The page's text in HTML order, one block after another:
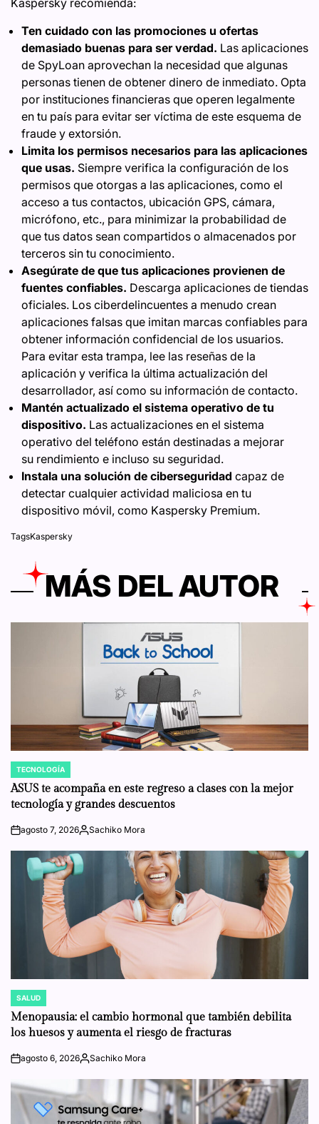
Kaspersky recomienda:
Ten cuidado con las promociones u ofertas
demasiado buenas para ser verdad. Las aplicaciones
de SpyLoan aprovechan la necesidad que algunas
personas tienen de obtener dinero de inmediato. Opta
por instituciones financieras que operen legalmente
en tu país para evitar ser víctima de este esquema de
fraude y extorsión.
Limita los permisos necesarios para las aplicaciones
que usas. Siempre verifica la configuración de los
permisos que otorgas a las aplicaciones, como el
acceso a tus contactos, ubicación GPS, cámara,
micrófono, etc., para minimizar la probabilidad de
que tus datos sean compartidos o almacenados por
terceros sin tu conocimiento.
Asegúrate de que tus aplicaciones provienen de
fuentes confiables. Descarga aplicaciones de tiendas
oficiales. Los ciberdelincuentes a menudo crean
aplicaciones falsas que imitan marcas confiables para
obtener información confidencial de los usuarios.
Para evitar esta trampa, lee las reseñas de la
aplicación y verifica la última actualización del
desarrollador, así como su información de contacto.
Mantén actualizado el sistema operativo de tu
dispositivo. Las actualizaciones en el sistema
operativo del teléfono están destinadas a mejorar
su rendimiento e incluso su seguridad.
Instala una solución de ciberseguridad capaz de
detectar cualquier actividad maliciosa en tu
dispositivo móvil, como Kaspersky Premium.
TagsKaspersky
MÁS DEL AUTOR
POSTED
IN
TECNOLOGÍA
ASUS te acompaña en este regreso a clases con la mejor
tecnología y grandes descuentos
onagosto 7, 2026Posted
Sachiko Mora
POSTED
IN
SALUD
Menopausia: el cambio hormonal que también debilita
los huesos y aumenta el riesgo de fracturas
onagosto 6, 2026Posted
Sachiko Mora